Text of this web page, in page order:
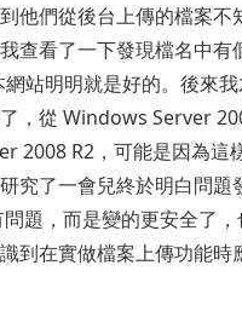
他們從後台上傳的檔案不
查看了一下發現檔名中有
站明明就是好的。後來
，從 Windows Server
2008 R2，可能是因為這
究了一會兒終於明白問題
題，而是變的更安全了
到在實做檔案上傳功能時